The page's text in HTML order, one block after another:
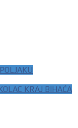
KRAJ BIHAĆA